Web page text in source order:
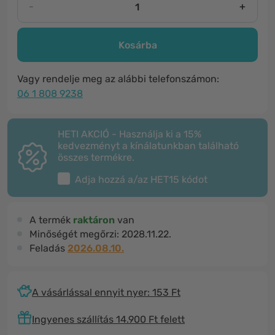
- +
Kosárba
Vagy rendelje meg az alábbi telefonszámon:
06 1 808 9238
HETI AKCIÓ - Használja ki a 15%
kedvezményt a kínálatunkban található
összes termékre.
Adja hozzá a/az HET15 kódot
A termék raktáron van
Minőségét megőrzi: 2028.11.22.
Feladás 2026.08.10.
A vásárlással ennyit nyer: 153 Ft
Ingyenes szállítás 14.900 Ft felett